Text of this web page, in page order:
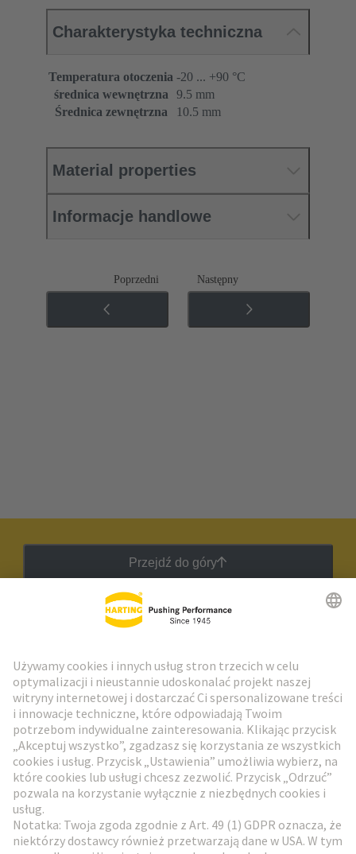
Charakterystyka techniczna
Temperatura otoczenia -20 ... +90 °C
średnica wewnętrzna
9.5 mm
Średnica zewnętrzna
10.5 mm
Material properties
Informacje handlowe
Poprzedni Następny
Przejdź do góry
Przejdź do rejestracji
Social Media